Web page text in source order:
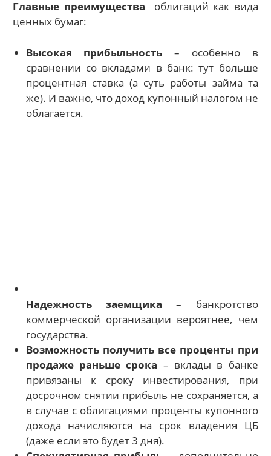
Главные преимущества облигаций как вида
ценных бумаг:
Высокая прибыльность – особенно в
сравнении со вкладами в банк: тут больше
процентная ставка (а суть работы займа та
же). И важно, что доход купонный налогом не
облагается.
Надежность заемщика – банкротство
коммерческой организации вероятнее, чем
государства.
Возможность получить все проценты при
продаже раньше срока – вклады в банке
привязаны к сроку инвестирования, при
досрочном снятии прибыль не сохраняется, а
в случае с облигациями проценты купонного
дохода начисляются на срок владения ЦБ
(даже если это будет 3 дня).